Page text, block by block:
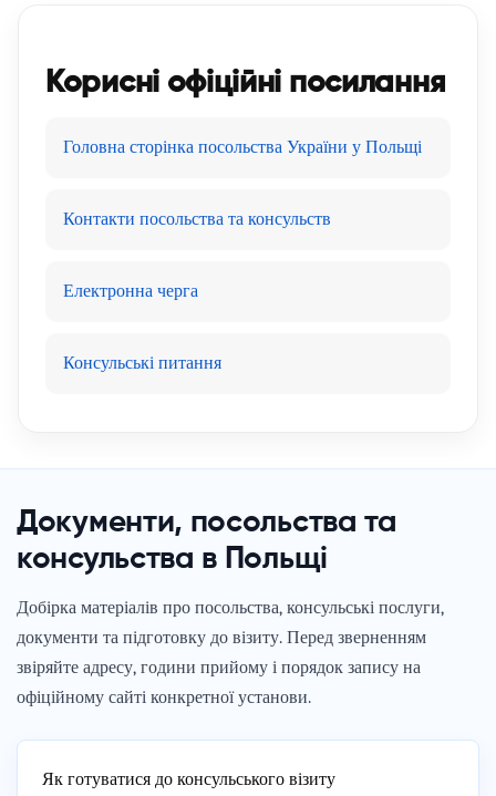
Корисні офіційні посилання
Головна сторінка посольства України у Польщі
Контакти посольства та консульств
Електронна черга
Консульські питання
Документи, посольства та
консульства в Польщі
Добірка матеріалів про посольства, консульські послуги,
документи та підготовку до візиту. Перед зверненням
звіряйте адресу, години прийому і порядок запису на
офіційному сайті конкретної установи.
Як готуватися до консульського візиту